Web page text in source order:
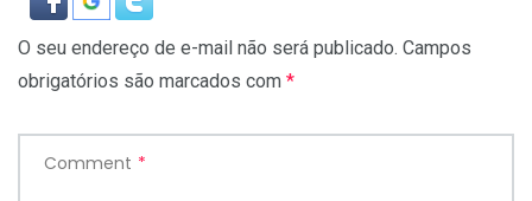
O seu endereço de e-mail não será publicado. Campos
obrigatórios são marcados com *
Comment *